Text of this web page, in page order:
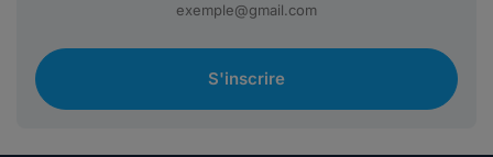
S'inscrire